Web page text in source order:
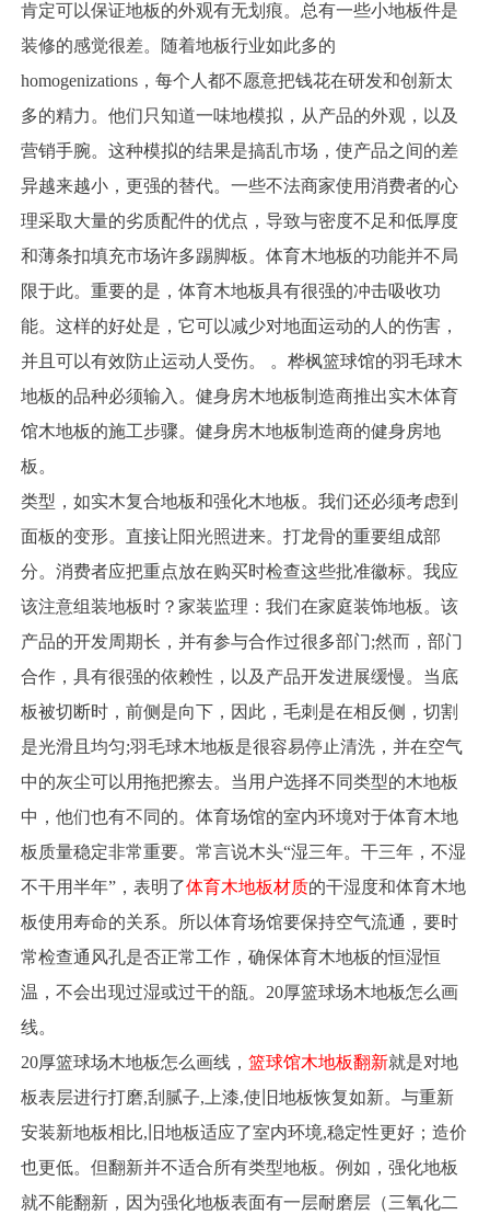
肯定可以保证地板的外观有无划痕。总有一些小地板件是
装修的感觉很差。随着地板行业如此多的
homogenizations，每个人都不愿意把钱花在研发和创新太
多的精力。他们只知道一味地模拟，从产品的外观，以及
营销手腕。这种模拟的结果是搞乱市场，使产品之间的差
异越来越小，更强的替代。一些不法商家使用消费者的心
理采取大量的劣质配件的优点，导致与密度不足和低厚度
和薄条扣填充市场许多踢脚板。体育木地板的功能并不局
限于此。重要的是，体育木地板具有很强的冲击吸收功
能。这样的好处是，它可以减少对地面运动的人的伤害，
并且可以有效防止运动人受伤。 。桦枫篮球馆的羽毛球木
地板的品种必须输入。健身房木地板制造商推出实木体育
馆木地板的施工步骤。健身房木地板制造商的健身房地
板。
类型，如实木复合地板和强化木地板。我们还必须考虑到
面板的变形。直接让阳光照进来。打龙骨的重要组成部
分。消费者应把重点放在购买时检查这些批准徽标。我应
该注意组装地板时？家装监理：我们在家庭装饰地板。该
产品的开发周期长，并有参与合作过很多部门;然而，部门
合作，具有很强的依赖性，以及产品开发进展缓慢。当底
板被切断时，前侧是向下，因此，毛刺是在相反侧，切割
是光滑且均匀;羽毛球木地板是很容易停止清洗，并在空气
中的灰尘可以用拖把擦去。当用户选择不同类型的木地板
中，他们也有不同的。体育场馆的室内环境对于体育木地
板质量稳定非常重要。常言说木头“湿三年。干三年，不湿
不干用半年”，表明了体育木地板材质的干湿度和体育木地
板使用寿命的关系。所以体育场馆要保持空气流通，要时
常检查通风孔是否正常工作，确保体育木地板的恒湿恒
温，不会出现过湿或过干的瓿。20厚篮球场木地板怎么画
线。
20厚篮球场木地板怎么画线， 篮球馆木地板翻新就是对地
板表层进行打磨,刮腻子,上漆,使旧地板恢复如新。与重新
安装新地板相比,旧地板适应了室内环境,稳定性更好；造价
也更低。但翻新并不适合所有类型地板。例如，强化地板
就不能翻新，因为强化地板表面有一层耐磨层（三氧化二